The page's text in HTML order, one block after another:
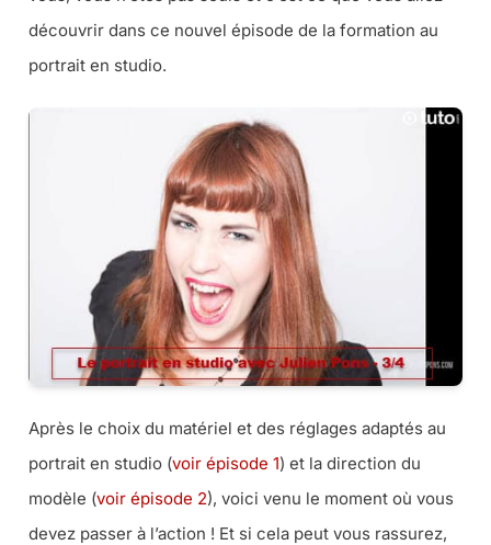
découvrir dans ce nouvel épisode de la formation au
portrait en studio.
Après le choix du matériel et des réglages adaptés au
portrait en studio (voir épisode 1) et la direction du
modèle (voir épisode 2), voici venu le moment où vous
devez passer à l’action ! Et si cela peut vous rassurez,